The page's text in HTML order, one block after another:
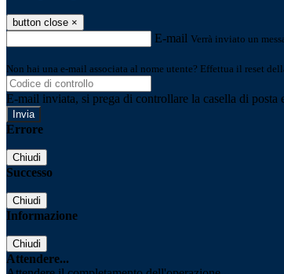
button close ×
E-mail Verrà inviato un
Non hai una e-mail associata al nome utente? Effettua il reset
E-mail inviata, si prega di controllare la casella di posta
Errore
Chiudi
Successo
Chiudi
Informazione
Chiudi
Attendere...